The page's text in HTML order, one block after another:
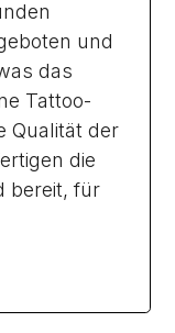
und
das
Tattoo-
Qualität der
die
bereit, für